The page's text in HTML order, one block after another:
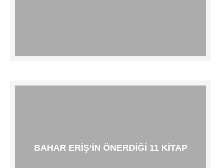
BAHAR ERIŞ’IN ÖNERDIĞI 11 KITAP